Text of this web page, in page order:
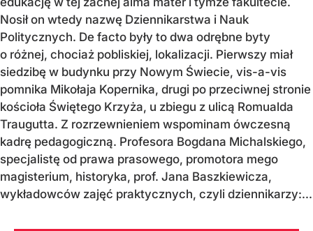
Nosił on wtedy nazwę Dziennikarstwa i Nauk
Politycznych. De facto były to dwa odrębne byty
o różnej, chociaż pobliskiej, lokalizacji. Pierwszy miał
siedzibę w budynku przy Nowym Świecie, vis-a-vis
pomnika Mikołaja Kopernika, drugi po przeciwnej stronie
kościoła Świętego Krzyża, u zbiegu z ulicą Romualda
Traugutta. Z rozrzewnieniem wspominam ówczesną
kadrę pedagogiczną. Profesora Bogdana Michalskiego,
specjalistę od prawa prasowego, promotora mego
magisterium, historyka, prof. Jana Baszkiewicza,
wykładowców zajęć praktycznych, czyli dziennikarzy:...